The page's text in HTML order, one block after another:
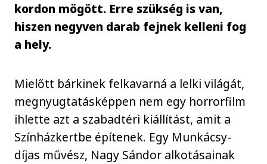
kordon mögött. Erre szükség is van,
hiszen negyven darab fejnek kelleni fog
a hely.
Mielőtt bárkinek felkavarná a lelki világát,
megnyugtatásképpen nem egy horrorfilm
ihlette azt a szabadtéri kiállítást, amit a
Színházkertbe építenek. Egy Munkácsy-
díjas művész, Nagy Sándor alkotásainak